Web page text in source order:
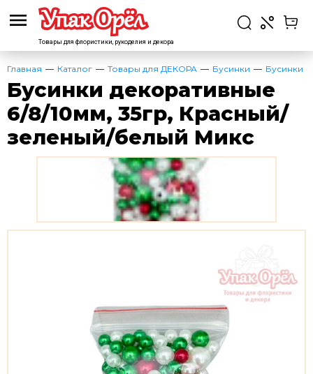
Товары для флористики, рукоделия и декора
Главная Каталог Товары для ДЕКОРА Бусинки Бусинки
Бусинки декоративные
6/8/10мм, 35гр, Красный/
зеленый/белый Микс